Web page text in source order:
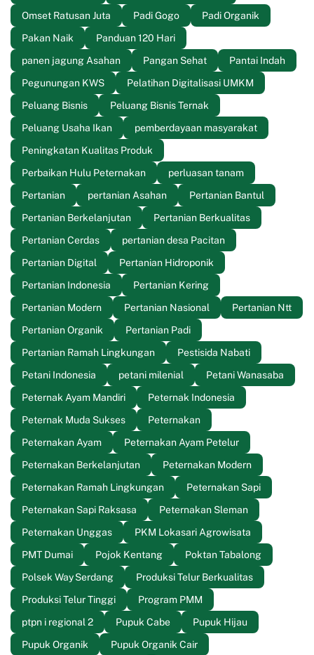
Omset Ratusan Juta
Padi Gogo
Padi Organik
Pakan Naik
Panduan 120 Hari
panen jagung Asahan
Pangan Sehat
Pantai Indah
Pegunungan KWS
Pelatihan Digitalisasi UMKM
Peluang Bisnis
Peluang Bisnis Ternak
Peluang Usaha Ikan
pemberdayaan masyarakat
Peningkatan Kualitas Produk
Perbaikan Hulu Peternakan
perluasan tanam
Pertanian
pertanian Asahan
Pertanian Bantul
Pertanian Berkelanjutan
Pertanian Berkualitas
Pertanian Cerdas
pertanian desa Pacitan
Pertanian Digital
Pertanian Hidroponik
Pertanian Indonesia
Pertanian Kering
Pertanian Modern
Pertanian Nasional
Pertanian Ntt
Pertanian Organik
Pertanian Padi
Pertanian Ramah Lingkungan
Pestisida Nabati
Petani Indonesia
petani milenial
Petani Wanasaba
Peternak Ayam Mandiri
Peternak Indonesia
Peternak Muda Sukses
Peternakan
Peternakan Ayam
Peternakan Ayam Petelur
Peternakan Berkelanjutan
Peternakan Modern
Peternakan Ramah Lingkungan
Peternakan Sapi
Peternakan Sapi Raksasa
Peternakan Sleman
Peternakan Unggas
PKM Lokasari Agrowisata
PMT Dumai
Pojok Kentang
Poktan Tabalong
Polsek Way Serdang
Produksi Telur Berkualitas
Produksi Telur Tinggi
Program PMM
ptpn i regional 2
Pupuk Cabe
Pupuk Hijau
Pupuk Organik
Pupuk Organik Cair